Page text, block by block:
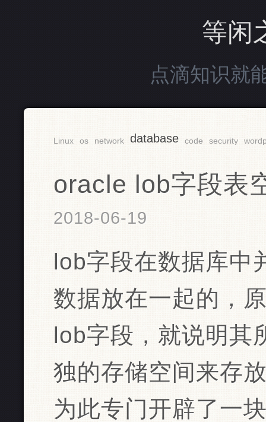
等闲
点滴知识就
Linux os network database code security
oracle lob字段表
2018-06-19
lob字段在数据库中
数据放在一起的，
lob字段，就说明其
独的存储空间来存
为此专门开辟了一